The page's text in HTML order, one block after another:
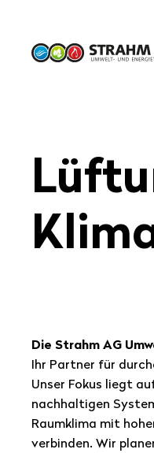
Die Strahm AG
Ihr Partner für
Unser Fokus liegt
nachhaltigen
Raumklima mit
verbinden. Wir